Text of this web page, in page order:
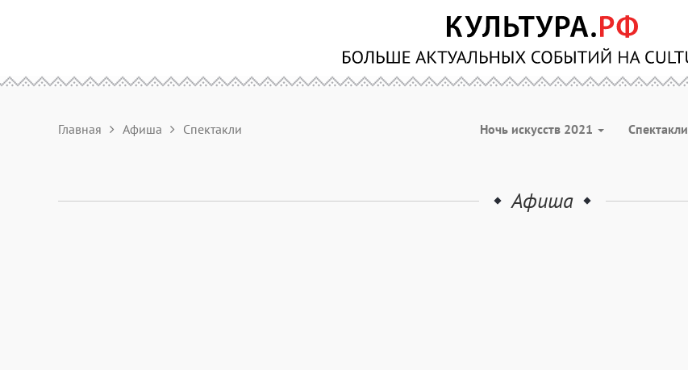
Главная Афиша Спектакли Ночь искусств 2021 Спектакли
Афиша